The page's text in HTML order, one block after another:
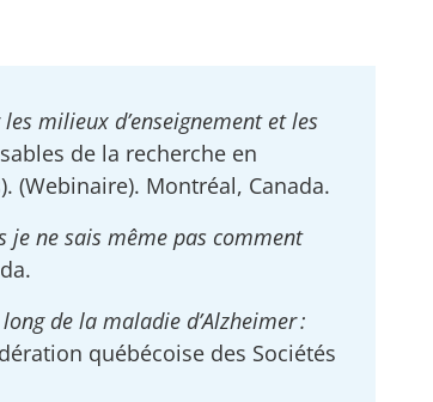
milieux d’enseignement et les
de la recherche en
(Webinaire). Montréal, Canada.
je ne sais même pas comment
de la maladie d’Alzheimer :
québécoise des Sociétés